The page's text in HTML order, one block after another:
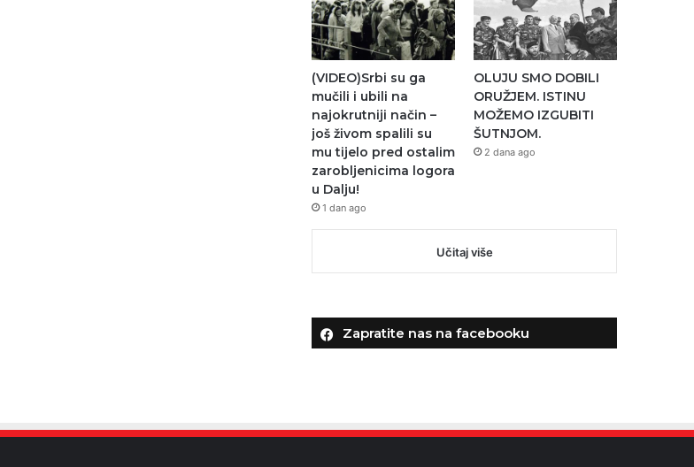
(VIDEO)Srbi su ga
mučili i ubili na
najokrutniji način –
još živom spalili su
mu tijelo pred ostalim
zarobljenicima logora
u Dalju!
1 dan ago
OLUJU SMO DOBILI
ORUŽJEM. ISTINU
MOŽEMO IZGUBITI
ŠUTNJOM.
2 dana ago
Učitaj više
Zapratite nas na facebooku